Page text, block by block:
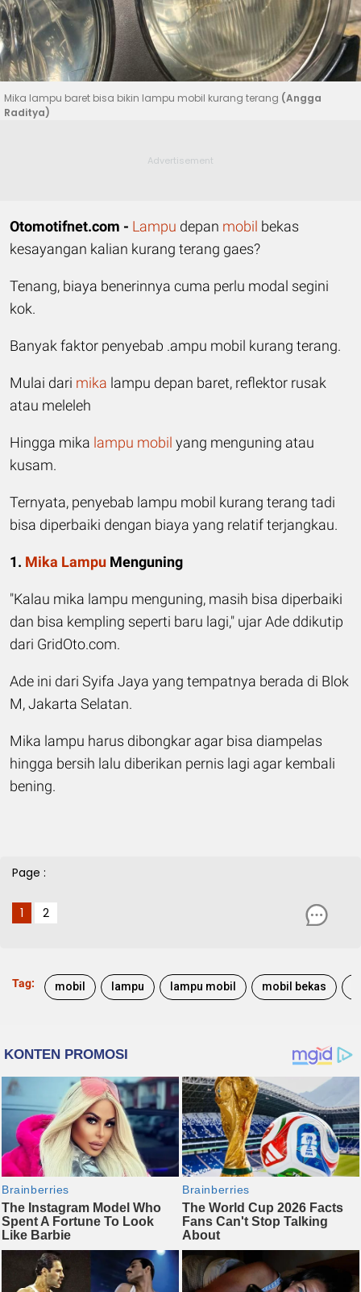
Mika lampu baret bisa bikin lampu mobil kurang terang (Angga
Raditya)
Otomotifnet.com - Lampu depan mobil bekas
kesayangan kalian kurang terang gaes?
Tenang, biaya benerinnya cuma perlu modal segini
kok.
Banyak faktor penyebab .ampu mobil kurang terang.
Mulai dari mika lampu depan baret, reflektor rusak
atau meleleh
Hingga mika lampu mobil yang menguning atau
kusam.
Ternyata, penyebab lampu mobil kurang terang tadi
bisa diperbaiki dengan biaya yang relatif terjangkau.
1. Mika Lampu Menguning
"Kalau mika lampu menguning, masih bisa diperbaiki
dan bisa kempling seperti baru lagi," ujar Ade ddikutip
dari GridOto.com.
Ade ini dari Syifa Jaya yang tempatnya berada di Blok
M, Jakarta Selatan.
Mika lampu harus dibongkar agar bisa diampelas
hingga bersih lalu diberikan pernis lagi agar kembali
bening.
Page :
1 2
Tag: mobil lampu lampu mobil mobil bekas